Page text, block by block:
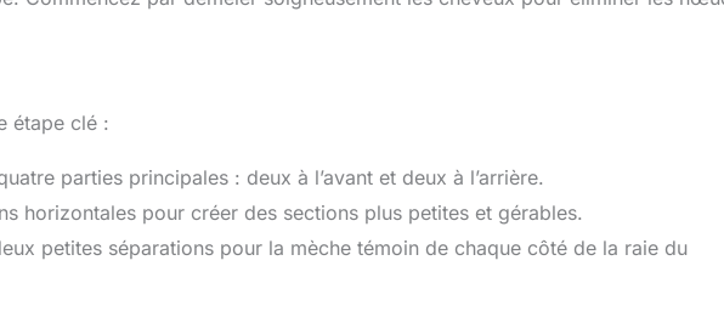
étape clé :
parties principales : deux à l’avant et deux à l’arrière.
horizontales pour créer des sections plus petites et gérables.
petites séparations pour la mèche témoin de chaque côté de la raie du